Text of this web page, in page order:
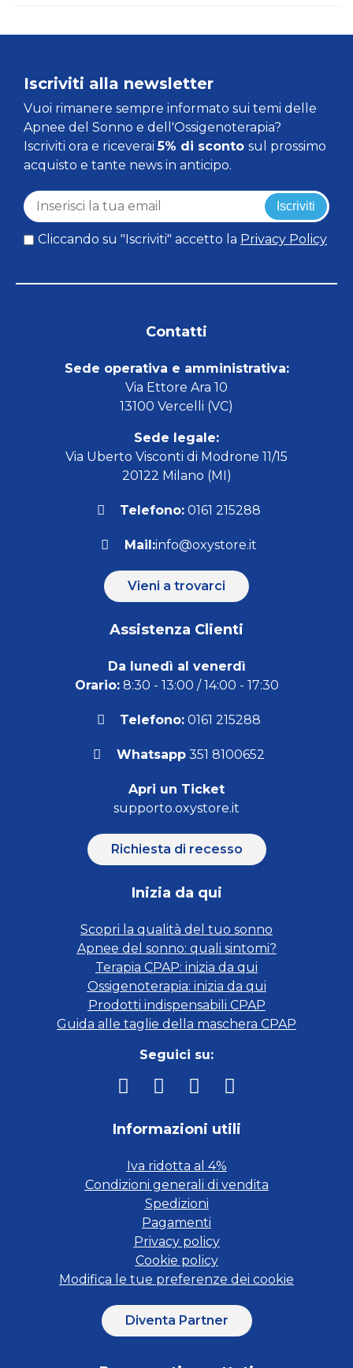
Iscriviti alla newsletter
Vuoi rimanere sempre informato sui temi delle
Apnee del Sonno e dell'Ossigenoterapia?
Iscriviti ora e riceverai5% di sconto sul prossimo
acquisto e tante news in anticipo.
Iscriviti
Cliccando su "Iscriviti" accetto la Privacy Policy
Contatti
Sede operativa e amministrativa:
Via Ettore Ara 10
13100 Vercelli (VC)
Sede legale:
Via Uberto Visconti di Modrone 11/15
20122 Milano (MI)
Telefono: 0161 215288
Mail:info@oxystore.it
Vieni a trovarci
Assistenza Clienti
Da lunedì al venerdì
Orario:8:30 - 13:00 / 14:00 - 17:30
Telefono: 0161 215288
Whatsapp351 8100652
Apri un Ticket
supporto.oxystore.it
Richiesta di recesso
Inizia da qui
Scopri la qualità del tuo sonno
Apnee del sonno: quali sintomi?
Terapia CPAP: inizia da qui
Ossigenoterapia: inizia da qui
Prodotti indispensabili CPAP
Guida alle taglie della maschera CPAP
Seguici su:
Informazioni utili
Iva ridotta al 4%
Condizioni generali di vendita
Spedizioni
Pagamenti
Privacy policy
Cookie policy
Modifica le tue preferenze dei cookie
Diventa Partner